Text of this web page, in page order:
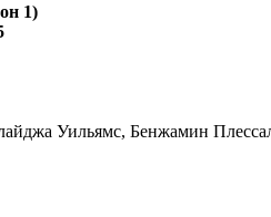
1)
Уильямс, Бенжамин